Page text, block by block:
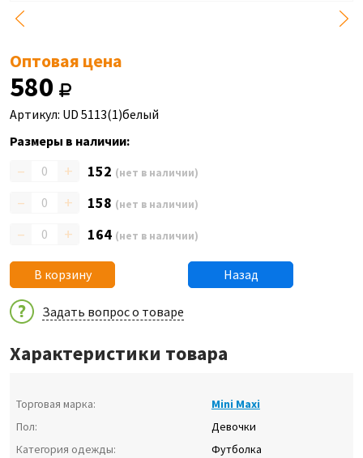
Оптовая цена
580
Артикул: UD 5113(1)белый
Размеры в наличии:
– + 152 (нет в наличии)
– + 158 (нет в наличии)
– + 164 (нет в наличии)
В корзину Назад
Задать вопрос о товаре
Характеристики товара
Торговая марка:
Mini Maxi
Пол:
Девочки
Категория одежды:
Футболка